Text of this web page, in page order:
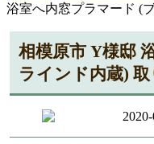
浴室へ内窓プラマード (
相模原市 Y様邸
ラインド内蔵)